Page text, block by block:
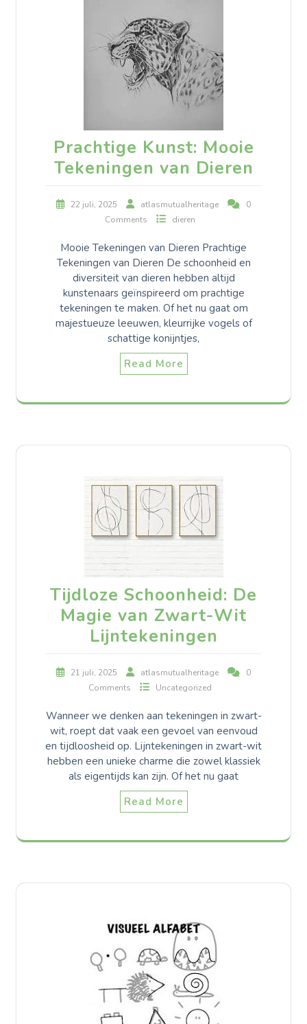
Prachtige Kunst: Mooie
Tekeningen van Dieren
22 juli, 2025 atlasmutualheritage
0
Comments
dieren
Mooie Tekeningen van Dieren Prachtige
Tekeningen van Dieren De schoonheid en
diversiteit van dieren hebben altijd
kunstenaars geïnspireerd om prachtige
tekeningen te maken. Of het nu gaat om
majestueuze leeuwen, kleurrijke vogels of
schattige konijntjes,
Read More
Tijdloze Schoonheid: De
Magie van Zwart-Wit
Lijntekeningen
21 juli, 2025 atlasmutualheritage
0
Comments
Uncategorized
Wanneer we denken aan tekeningen in zwart-
wit, roept dat vaak een gevoel van eenvoud
en tijdloosheid op. Lijntekeningen in zwart-wit
hebben een unieke charme die zowel klassiek
als eigentijds kan zijn. Of het nu gaat
Read More